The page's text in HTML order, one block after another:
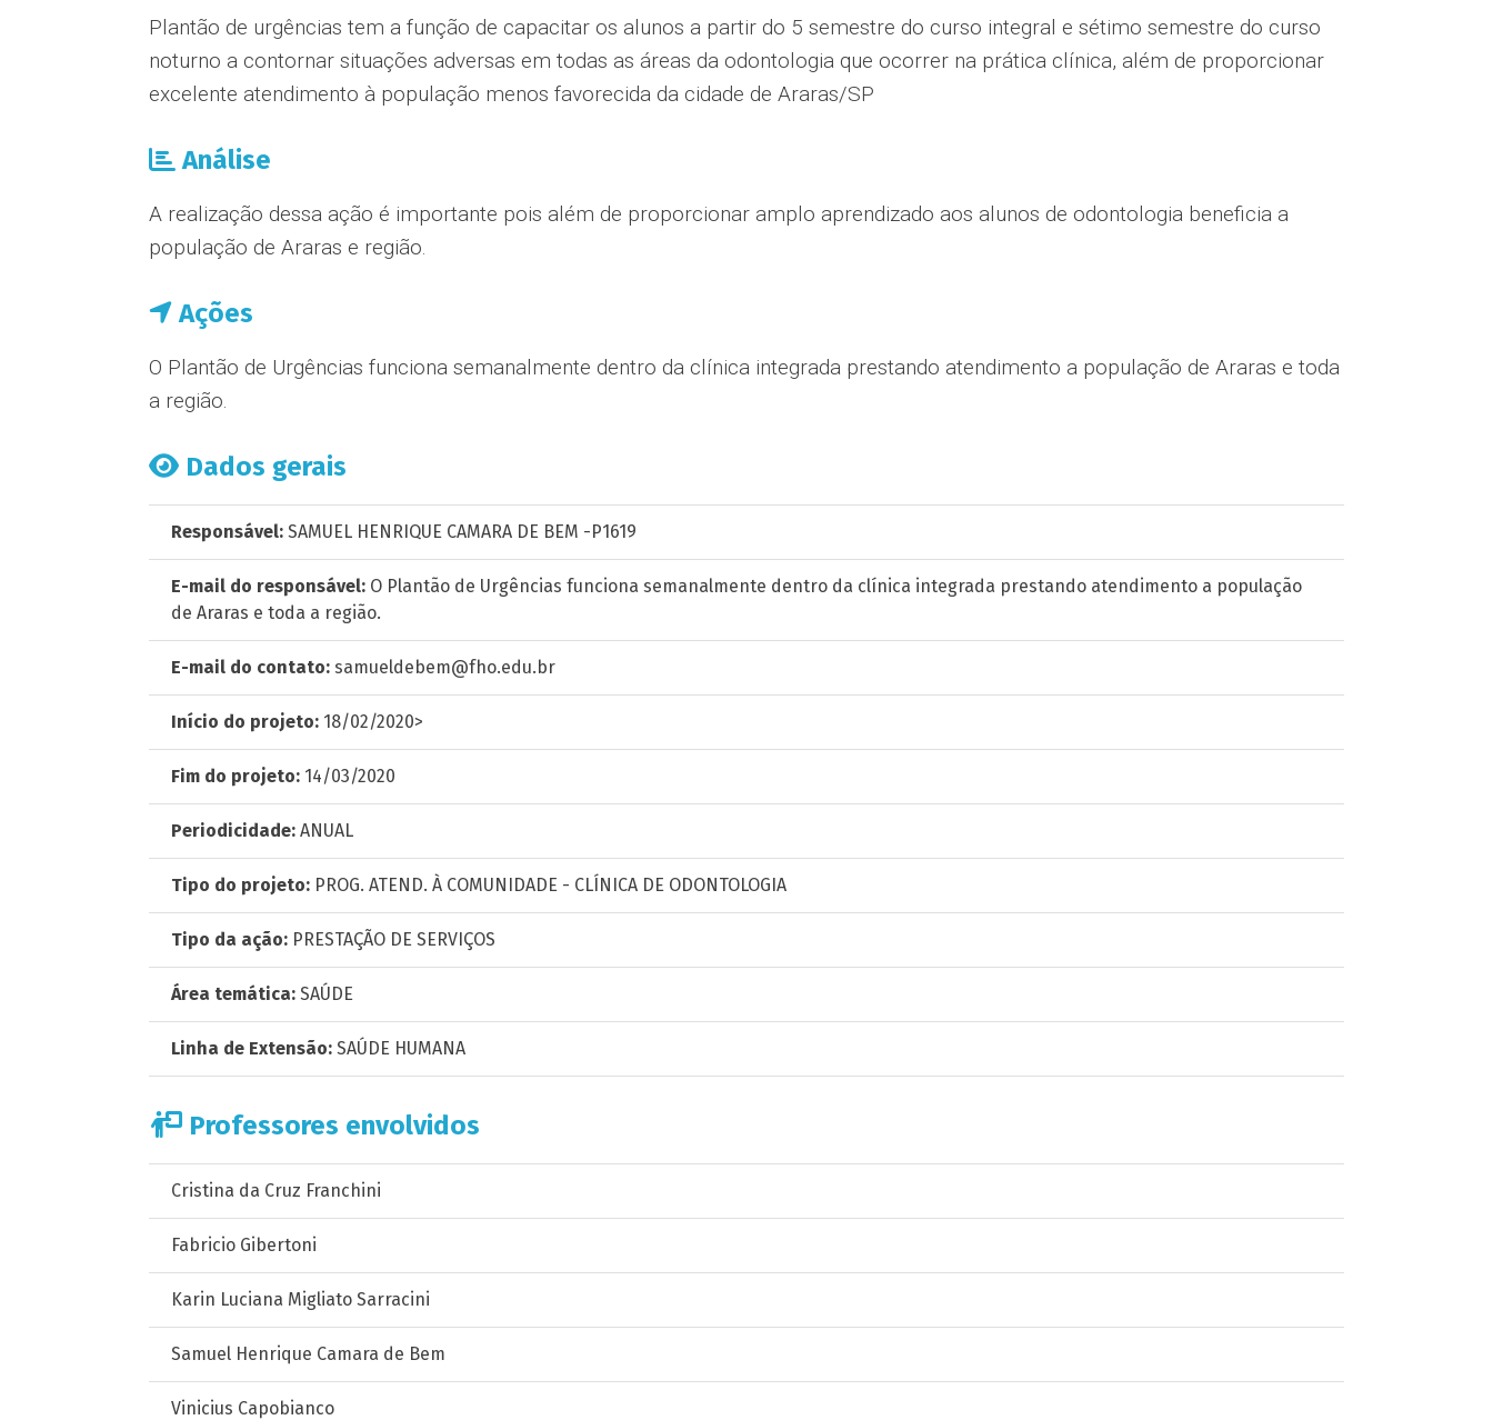
Plantão de urgências tem a função de capacitar os alunos a partir do 5 semestre do curso integral e sétimo semestre do curso
noturno a contornar situações adversas em todas as áreas da odontologia que ocorrer na prática clínica, além de proporcionar
excelente atendimento à população menos favorecida da cidade de Araras/SP
Análise
A realização dessa ação é importante pois além de proporcionar amplo aprendizado aos alunos de odontologia beneficia a
população de Araras e região.
Ações
O Plantão de Urgências funciona semanalmente dentro da clínica integrada prestando atendimento a população de Araras e toda
a região.
Dados gerais
Responsável: SAMUEL HENRIQUE CAMARA DE BEM -P1619
E-mail do responsável: O Plantão de Urgências funciona semanalmente dentro da clínica integrada prestando atendimento a população
de Araras e toda a região.
E-mail do contato: samueldebem@fho.edu.br
Início do projeto: 18/02/2020>
Fim do projeto: 14/03/2020
Periodicidade: ANUAL
Tipo do projeto: PROG. ATEND. À COMUNIDADE - CLÍNICA DE ODONTOLOGIA
Tipo da ação: PRESTAÇÃO DE SERVIÇOS
Área temática: SAÚDE
Linha de Extensão: SAÚDE HUMANA
Professores envolvidos
Cristina da Cruz Franchini
Fabricio Gibertoni
Karin Luciana Migliato Sarracini
Samuel Henrique Camara de Bem
Vinicius Capobianco